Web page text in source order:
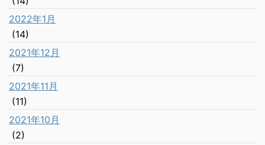
2022年1月
(14)
2021年12月
(7)
2021年11月
(11)
2021年10月
(2)